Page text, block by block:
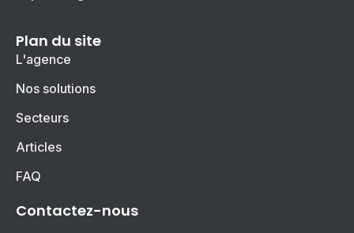
Plan du site
L'agence
Nos solutions
Secteurs
Articles
FAQ
Contactez-nous